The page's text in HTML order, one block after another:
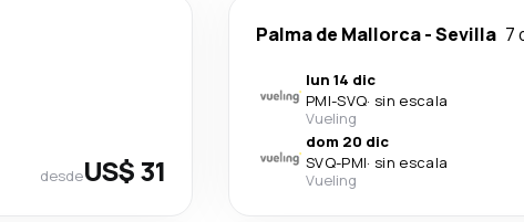
desdeUS$ 31
Palma de Mallorca-Sevilla 7
lun 14 dic
PMI-SVQ· sin escala
Vueling
dom 20 dic
SVQ-PMI· sin escala
Vueling